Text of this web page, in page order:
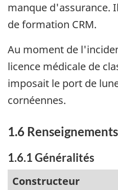
manque d'assurance.
de formation CRM.
Au moment de
licence médicale de
imposait le port de
cornéennes.
1.6
1.6.1 Généralités
Constructeur